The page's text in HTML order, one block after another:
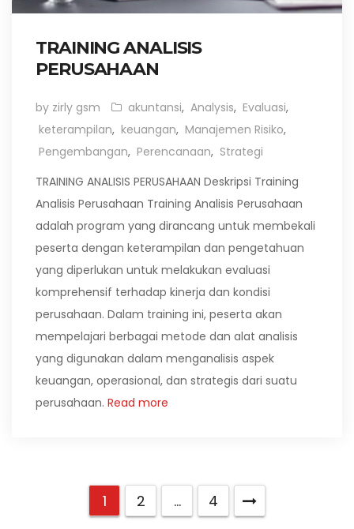
TRAINING ANALISIS
PERUSAHAAN
by zirly gsm akuntansi, Analysis, Evaluasi,
keterampilan, keuangan, Manajemen Risiko,
Pengembangan, Perencanaan, Strategi
TRAINING ANALISIS PERUSAHAAN Deskripsi Training
Analisis Perusahaan Training Analisis Perusahaan
adalah program yang dirancang untuk membekali
peserta dengan keterampilan dan pengetahuan
yang diperlukan untuk melakukan evaluasi
komprehensif terhadap kinerja dan kondisi
perusahaan. Dalam training ini, peserta akan
mempelajari berbagai metode dan alat analisis
yang digunakan dalam menganalisis aspek
keuangan, operasional, dan strategis dari suatu
perusahaan. Read more
1 2 … 4